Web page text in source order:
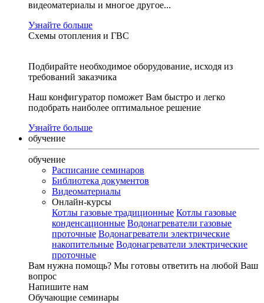
видеоматериалы и многое другое...
Узнайте больше
Схемы отопления и ГВС
Подбирайте необходимое оборудование, исходя из
требований заказчика
Наш конфигуратор поможет Вам быстро и легко
подобрать наиболее оптимальное решение
Узнайте больше
обучение
обучение
Расписание семинаров
Библиотека документов
Видеоматериалы
Онлайн-курсы
Котлы газовые традиционные Котлы газовые
конденсационные Водонагреватели газовые
проточные Водонагреватели электрические
накопительные Водонагреватели электрические
проточные
Вам нужна помощь? Мы готовы ответить на любой Ваш
вопрос
Напишите нам
Обучающие семинары